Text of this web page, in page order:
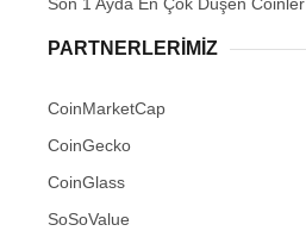
PARTNERLERIMIZ
CoinMarketCap
CoinGecko
CoinGlass
SoSoValue